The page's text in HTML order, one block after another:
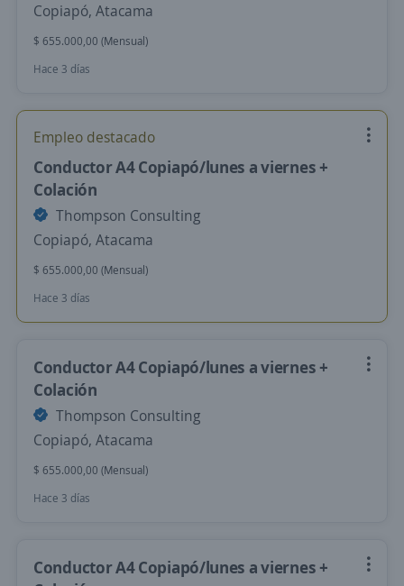
Copiapó, Atacama
$ 655.000,00 (Mensual)
Hace 3 días
Empleo destacado
Conductor A4 Copiapó/lunes a viernes +
Colación
Thompson Consulting
Copiapó, Atacama
$ 655.000,00 (Mensual)
Hace 3 días
Conductor A4 Copiapó/lunes a viernes +
Colación
Thompson Consulting
Copiapó, Atacama
$ 655.000,00 (Mensual)
Hace 3 días
Conductor A4 Copiapó/lunes a viernes +